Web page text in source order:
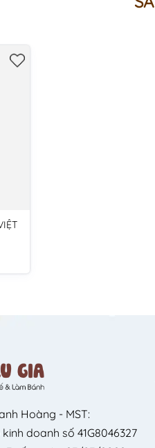
Hoàng - MST:
doanh số 41G8046327